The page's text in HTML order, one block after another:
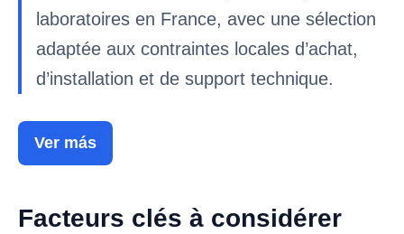
laboratoires en France, avec une sélection
adaptée aux contraintes locales d’achat,
d’installation et de support technique.
Ver más
Facteurs clés à considérer